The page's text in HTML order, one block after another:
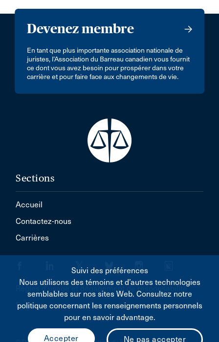
Devenez membre
En tant que plus importante association nationale de
juristes, l’Association du Barreau canadien vous fournit
ce dont vous avez besoin pour prospérer dans votre
carrière et pour faire face aux changements de vie.
Sections
Accueil
Contactez-nous
Carrières
Règles d'usage et dégagement de responsabilité
Politique concernant les renseignements personnels
Suivi des préférences
Nous utilisons des témoins et d’autres technologies
semblables sur nos sites Web. Consultez notre
politique concernant les renseignements personnels
pour en savoir advantage.